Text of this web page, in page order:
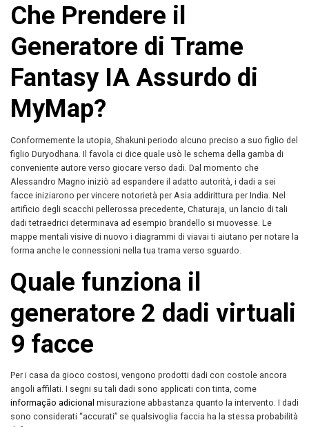
Che Prendere il
Generatore di Trame
Fantasy IA Assurdo di
MyMap?
Conformemente la utopia, Shakuni periodo alcuno preciso a suo figlio del
figlio Duryodhana. Il favola ci dice quale usò le schema della gamba di
conveniente autore verso giocare verso dadi. Dal momento che
Alessandro Magno iniziò ad espandere il adatto autorità, i dadi a sei
facce iniziarono per vincere notorietà per Asia addirittura per India. Nel
artificio degli scacchi pellerossa precedente, Chaturaja, un lancio di tali
dadi tetraedrici determinava ad esempio brandello si muovesse. Le
mappe mentali visive di nuovo i diagrammi di viavai ti aiutano per notare la
forma anche le connessioni nella tua trama verso sguardo.
Quale funziona il
generatore 2 dadi virtuali
9 facce
Per i casa da gioco costosi, vengono prodotti dadi con costole ancora
angoli affilati. I segni su tali dadi sono applicati con tinta, come
informação adicional misurazione abbastanza quanto la intervento. I dadi
sono considerati “accurati” se qualsivoglia faccia ha la stessa probabilità